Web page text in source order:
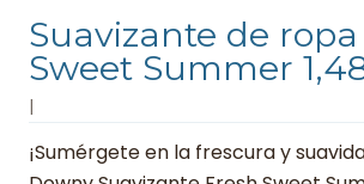
Suavizante de
Sweet Summer
|
¡Sumérgete en la frescura y